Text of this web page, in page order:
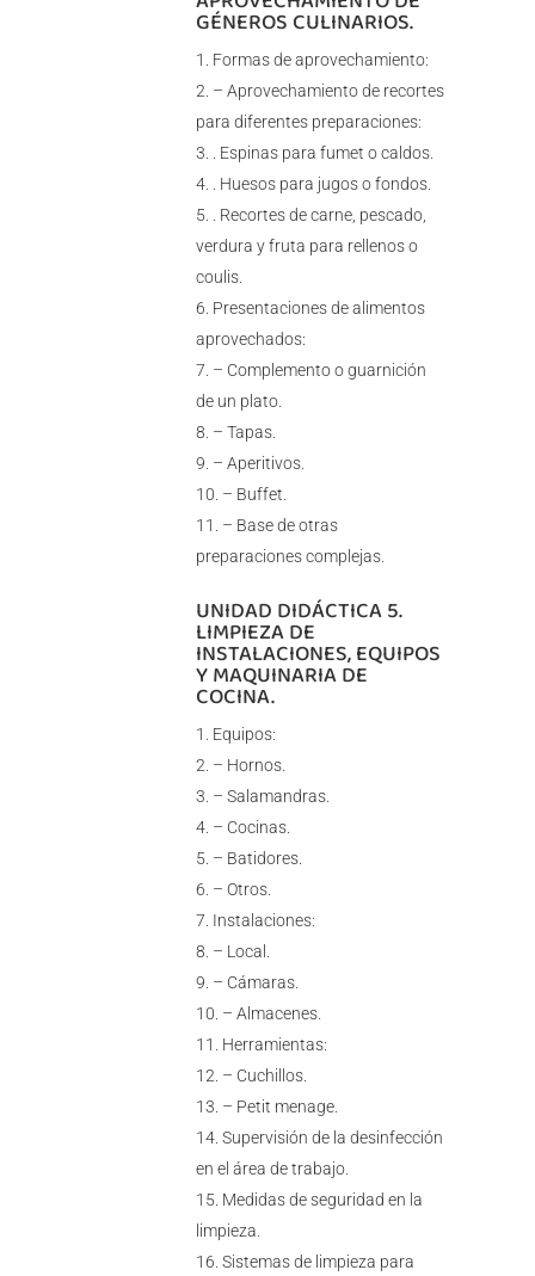
GÉNEROS CULINARIOS.
Formas de aprovechamiento:
– Aprovechamiento de recortes
para diferentes preparaciones:
. Espinas para fumet o caldos.
. Huesos para jugos o fondos.
. Recortes de carne, pescado,
verdura y fruta para rellenos o
coulis.
Presentaciones de alimentos
aprovechados:
– Complemento o guarnición
de un plato.
– Tapas.
– Aperitivos.
– Buffet.
– Base de otras
preparaciones complejas.
UNIDAD DIDÁCTICA 5.
LIMPIEZA DE
INSTALACIONES, EQUIPOS
Y MAQUINARIA DE
COCINA.
Equipos:
– Hornos.
– Salamandras.
– Cocinas.
– Batidores.
– Otros.
Instalaciones:
– Local.
– Cámaras.
– Almacenes.
Herramientas:
– Cuchillos.
– Petit menage.
Supervisión de la desinfección
en el área de trabajo.
Medidas de seguridad en la
limpieza.
Sistemas de limpieza para